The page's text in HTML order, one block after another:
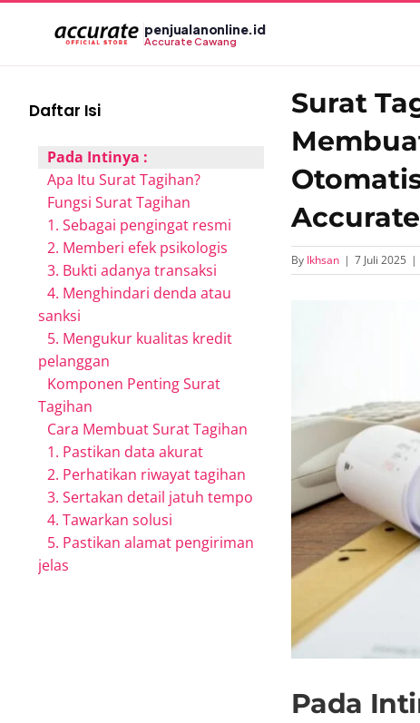
penjualanonline.id
Accurate Cawang
Surat
By Ikhsan | 7 Juli 2025 |
Pada
Daftar Isi
Pada Intinya :
Apa Itu Surat Tagihan?
Fungsi Surat Tagihan
1. Sebagai pengingat resmi
2. Memberi efek psikologis
3. Bukti adanya transaksi
4. Menghindari denda atau
sanksi
5. Mengukur kualitas kredit
pelanggan
Komponen Penting Surat
Tagihan
Cara Membuat Surat Tagihan
1. Pastikan data akurat
2. Perhatikan riwayat tagihan
3. Sertakan detail jatuh tempo
4. Tawarkan solusi
5. Pastikan alamat pengiriman
jelas